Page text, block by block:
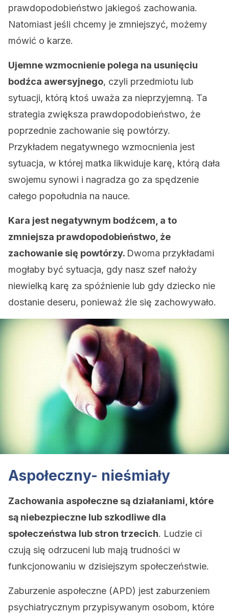
prawdopodobieństwo jakiegoś zachowania.
Natomiast jeśli chcemy je zmniejszyć, możemy
mówić o karze.
Ujemne wzmocnienie polega na usunięciu
bodźca awersyjnego, czyli przedmiotu lub
sytuacji, którą ktoś uważa za nieprzyjemną. Ta
strategia zwiększa prawdopodobieństwo, że
poprzednie zachowanie się powtórzy.
Przykładem negatywnego wzmocnienia jest
sytuacja, w której matka likwiduje karę, którą dała
swojemu synowi i nagradza go za spędzenie
całego popołudnia na nauce.
Kara jest negatywnym bodźcem, a to
zmniejsza prawdopodobieństwo, że
zachowanie się powtórzy. Dwoma przykładami
mogłaby być sytuacja, gdy nasz szef nałoży
niewielką karę za spóźnienie lub gdy dziecko nie
dostanie deseru, ponieważ źle się zachowywało.
Aspołeczny- nieśmiały
Zachowania aspołeczne są działaniami, które
są niebezpieczne lub szkodliwe dla
społeczeństwa lub stron trzecich. Ludzie ci
czują się odrzuceni lub mają trudności w
funkcjonowaniu w dzisiejszym społeczeństwie.
Zaburzenie aspołeczne (APD) jest zaburzeniem
psychiatrycznym przypisywanym osobom, które